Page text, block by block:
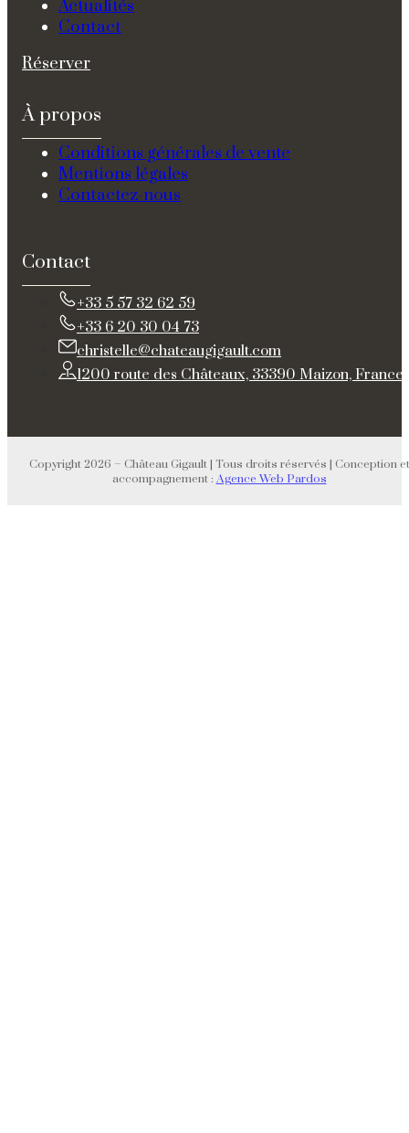
Actualités
Contact
Réserver
À propos
Conditions générales de vente
Mentions légales
Contactez-nous
Contact
+33 5 57 32 62 59
+33 6 20 30 04 73
christelle@chateaugigault.com
1200 route des Châteaux, 33390 Maizon, France
Copyright 2026 – Château Gigault | Tous droits réservés | Conception et
accompagnement : Agence Web Pardos